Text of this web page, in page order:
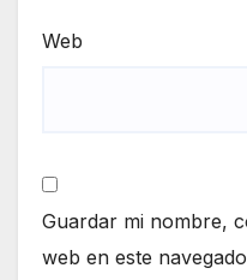
Web
Guardar mi nombre,
web en este